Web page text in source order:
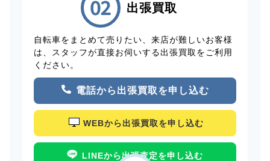
出張買取
自転車をまとめて売りたい、来店が難しいお客様
は、スタッフが直接お伺いする出張買取をご利用
ください。
電話から出張買取を申し込む
WEBから出張買取を申し込む
LINEから出張査定を申し込む